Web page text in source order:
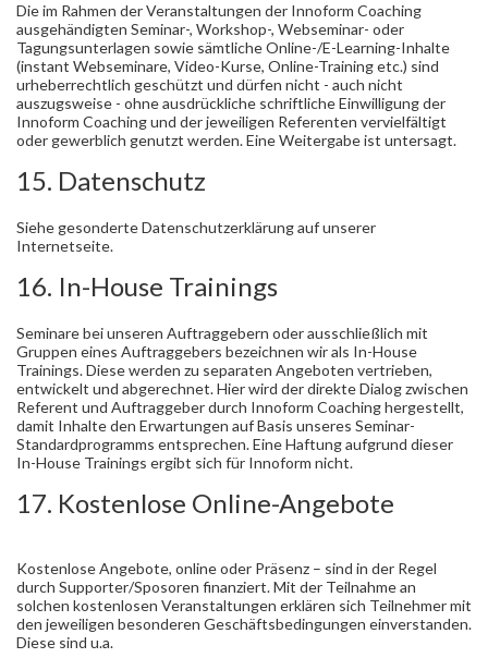
Die im Rahmen der Veranstaltungen der Innoform Coaching
ausgehändigten Seminar-, Workshop-, Webseminar- oder
Tagungsunterlagen sowie sämtliche Online-/E-Learning-Inhalte
(instant Webseminare, Video-Kurse, Online-Training etc.) sind
urheberrechtlich geschützt und dürfen nicht - auch nicht
auszugsweise - ohne ausdrückliche schriftliche Einwilligung der
Innoform Coaching und der jeweiligen Referenten vervielfältigt
oder gewerblich genutzt werden. Eine Weitergabe ist untersagt.
15. Datenschutz
Siehe gesonderte Datenschutzerklärung auf unserer
Internetseite.
16. In-House Trainings
Seminare bei unseren Auftraggebern oder ausschließlich mit
Gruppen eines Auftraggebers bezeichnen wir als In-House
Trainings. Diese werden zu separaten Angeboten vertrieben,
entwickelt und abgerechnet. Hier wird der direkte Dialog zwischen
Referent und Auftraggeber durch Innoform Coaching hergestellt,
damit Inhalte den Erwartungen auf Basis unseres Seminar-
Standardprogramms entsprechen. Eine Haftung aufgrund dieser
In-House Trainings ergibt sich für Innoform nicht.
17. Kostenlose Online-Angebote
Kostenlose Angebote, online oder Präsenz – sind in der Regel
durch Supporter/Sposoren finanziert. Mit der Teilnahme an
solchen kostenlosen Veranstaltungen erklären sich Teilnehmer mit
den jeweiligen besonderen Geschäftsbedingungen einverstanden.
Diese sind u.a.